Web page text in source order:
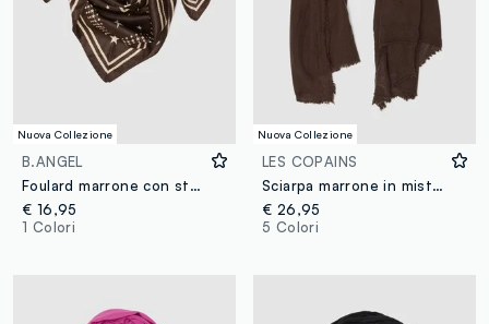
Nuova Collezione
B.ANGEL
Foulard marrone con stampa a stelle
€ 16,95
1 Colori
Nuova Collezione
LES COPAINS
Sciarpa marrone in misto lana con bordi sfrangiati
€ 26,95
5 Colori